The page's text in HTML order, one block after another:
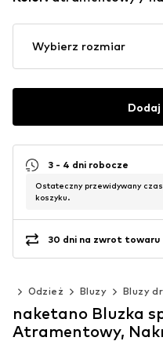
Wybierz rozmiar
Dodaj
3 - 4 dni robocze
Ostateczny przewidywany
koszyku.
30 dni na zwrot towaru
Odzież Bluzy Bluzy
naketano Bluzka
Atramentowy,